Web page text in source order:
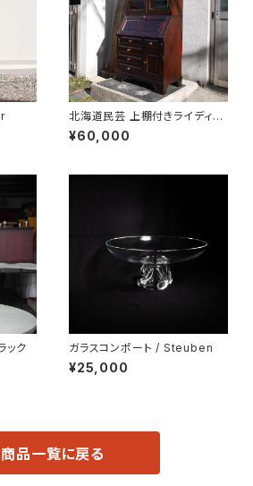
北海道民芸 上棚付きライディン
グビューロー
¥60,000
ック ガラスコンポート / Steuben
¥25,000
商品一覧に戻る